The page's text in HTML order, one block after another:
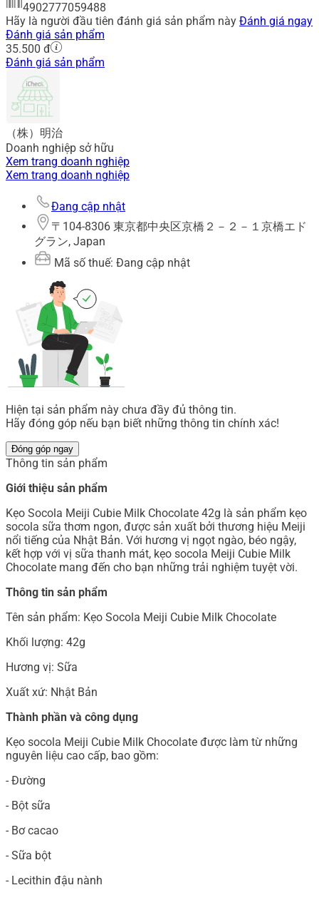
4902777059488
Hãy là người đầu tiên đánh giá sản phẩm này Đánh giá ngay
Đánh giá sản phẩm
35.500 đ
Đánh giá sản phẩm
（株）明治
Doanh nghiệp sở hữu
Xem trang doanh nghiệp
Xem trang doanh nghiệp
Đang cập nhật
〒104-8306 東京都中央区京橋２－２－１京橋エド
グラン, Japan
Mã số thuế: Đang cập nhật
Hiện tại sản phẩm này chưa đầy đủ thông tin.
Hãy đóng góp nếu bạn biết những thông tin chính xác!
Đóng góp ngay
Thông tin sản phẩm
Giới thiệu sản phẩm
Kẹo Socola Meiji Cubie Milk Chocolate 42g là sản phẩm kẹo
socola sữa thơm ngon, được sản xuất bởi thương hiệu Meiji
nổi tiếng của Nhật Bản. Với hương vị ngọt ngào, béo ngậy,
kết hợp với vị sữa thanh mát, kẹo socola Meiji Cubie Milk
Chocolate mang đến cho bạn những trải nghiệm tuyệt vời.
Thông tin sản phẩm
Tên sản phẩm: Kẹo Socola Meiji Cubie Milk Chocolate
Khối lượng: 42g
Hương vị: Sữa
Xuất xứ: Nhật Bản
Thành phần và công dụng
Kẹo socola Meiji Cubie Milk Chocolate được làm từ những
nguyên liệu cao cấp, bao gồm:
- Đường
- Bột sữa
- Bơ cacao
- Sữa bột
- Lecithin đậu nành